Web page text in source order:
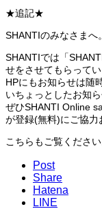
★追記★
SHANTIのみなさまへ
SHANTIでは「
せをさせてもらってい
HPにもお知らせは随
いちょっとしたお知
ぜひSHANTI Online
が登録(無料)にご協力
こちらもご覧くださ
Post
Share
Hatena
LINE